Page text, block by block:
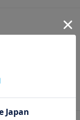
ございます。予め